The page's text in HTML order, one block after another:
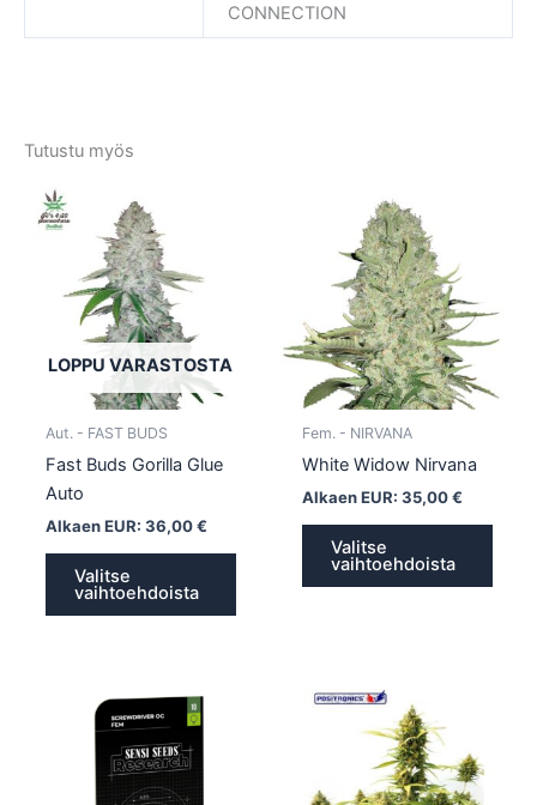
CONNECTION
Tutustu myös
LOPPU VARASTOSTA
Aut. - FAST BUDS
Fast Buds Gorilla Glue
Auto
Alkaen EUR: 36,00€
Valitse
vaihtoehdoista
Fem. - NIRVANA
White Widow Nirvana
Alkaen EUR: 35,00€
Valitse
vaihtoehdoista
Voit